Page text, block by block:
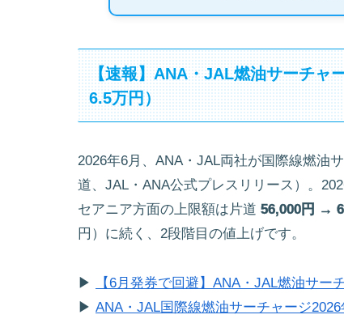
【速報】ANA・JAL燃油サーチャ
6.5万円）
2026年6月、ANA・JAL両社が国際線燃油
道、JAL・ANA公式プレスリリース）。
セアニア方面の上限額は片道 56,000円 →
円）に続く、2段階目の値上げです。
▶
【6月発券で回避】ANA・JAL燃油サ
▶ ANA・JAL国際線燃油サーチャージ